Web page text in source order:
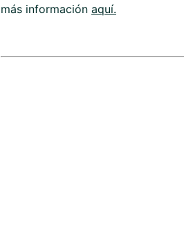
más información aquí.